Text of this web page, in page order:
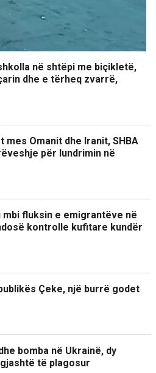
në shtëpi me biçikletë,
dhe e tërheq zvarrë,
mes Omanit dhe Iranit, SHBA
për lundrimin në
fluksin e emigrantëve në
kontrolle kufitare kundër
Çeke, një burrë godet
bomba në Ukrainë, dy
të plagosur